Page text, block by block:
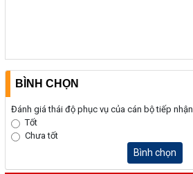
BÌNH CHỌN
Đánh giá thái độ phục vụ của cán bộ tiếp
Tốt
Chưa tốt
Bình chọn